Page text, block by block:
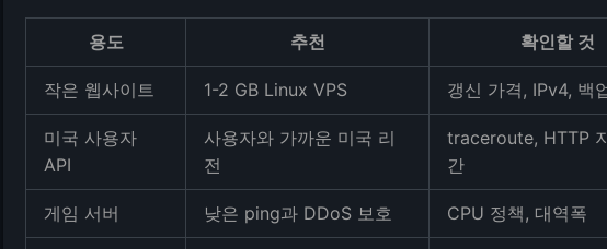
용도 추천 확인할 것
작은 웹사이트 1-2 GB Linux VPS 갱신 가격, IPv4, 백
미국 사용자
API
사용자와 가까운 미국 리
전
traceroute, HTTP
간
게임 서버 낮은 ping과 DDoS 보호 CPU 정책, 대역폭